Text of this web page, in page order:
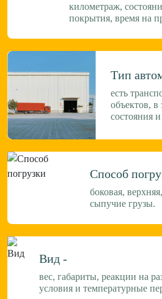
километраж,
покрытия, время на
Тип
есть
объектов, в
состояния
Способ
боковая,
сыпучие грузы.
Вид -
вес, габариты, реакции на
условия и температурные